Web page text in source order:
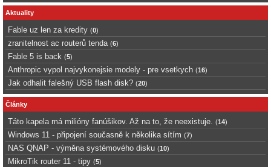
Aktuality
Fable uz len za kredity (0)
zranitelnost ac routerů tenda (6)
Fable 5 is back (5)
Anthropic vypol najvykonejsie modely - pre vsetkych (16)
Jak odhalit falešný USB flash disk? (20)
Články
Táto kapela má milióny fanúšikov. Až na to, že neexistuje. (14)
Windows 11 - připojení současně k několika sítím (7)
NAS QNAP - výměna systémového disku (10)
MikroTik router 11 - tipy (5)